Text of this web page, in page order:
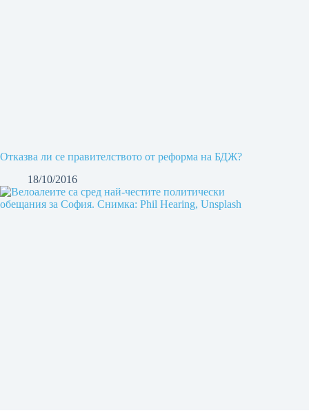
Отказва ли се правителството от реформа на БДЖ?
18/10/2016